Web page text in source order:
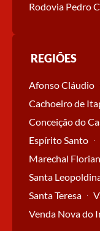
Rodovia Pedro
REGIÕES
Afonso Cláudio
Cachoeiro de
Conceição do
Espírito Santo
Marechal
Santa
Santa Teresa
Venda Nova do